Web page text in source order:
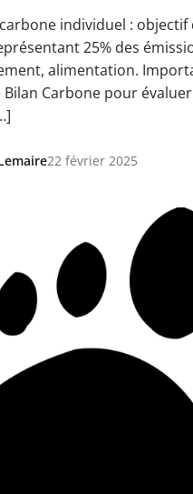
carbone individuel :
25% des
alimentation.
Carbone pour
22 février 2025